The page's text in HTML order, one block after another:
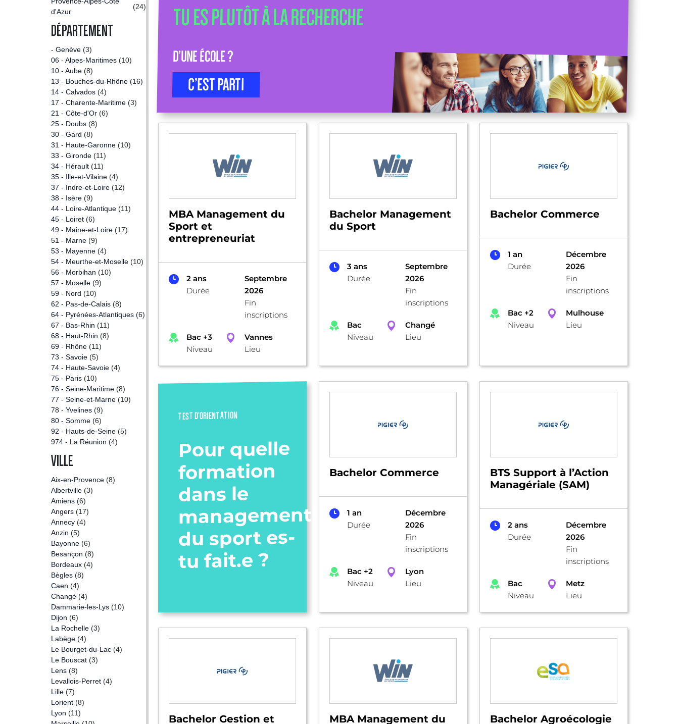
d'Azur
(24)
DÉPARTEMENT
- Genève (3)
06 - Alpes-Maritimes (10)
10 - Aube (8)
13 - Bouches-du-Rhône (16)
14 - Calvados (4)
17 - Charente-Maritime (3)
21 - Côte-d'Or (6)
25 - Doubs (8)
30 - Gard (8)
31 - Haute-Garonne (10)
33 - Gironde (11)
34 - Hérault (11)
35 - Ille-et-Vilaine (4)
37 - Indre-et-Loire (12)
38 - Isère (9)
44 - Loire-Atlantique (11)
45 - Loiret (6)
49 - Maine-et-Loire (17)
51 - Marne (9)
53 - Mayenne (4)
54 - Meurthe-et-Moselle (10)
56 - Morbihan (10)
57 - Moselle (9)
59 - Nord (10)
62 - Pas-de-Calais (8)
64 - Pyrénées-Atlantiques (6)
67 - Bas-Rhin (11)
68 - Haut-Rhin (8)
69 - Rhône (11)
73 - Savoie (5)
74 - Haute-Savoie (4)
75 - Paris (10)
76 - Seine-Maritime (8)
77 - Seine-et-Marne (10)
78 - Yvelines (9)
80 - Somme (6)
92 - Hauts-de-Seine (5)
974 - La Réunion (4)
VILLE
Aix-en-Provence (8)
Albertville (3)
Amiens (6)
Angers (17)
Annecy (4)
Anzin (5)
Bayonne (6)
Besançon (8)
Bordeaux (4)
Bègles (8)
Caen (4)
Changé (4)
Dammarie-les-Lys (10)
Dijon (6)
La Rochelle (3)
Labège (4)
Le Bourget-du-Lac (4)
Le Bouscat (3)
Lens (8)
Levallois-Perret (4)
Lille (7)
Lorient (8)
Lyon (11)
TU ES PLUTÔT À LA RECHERCHE
D’UNE ÉCOLE ?
C’EST PARTI
MBA Management du
Sport et
entrepreneuriat
2 ans
Durée
Septembre
2026
Fin
inscriptions
Bac +3
Niveau
Vannes
Lieu
Bachelor Management
du Sport
3 ans
Durée
Septembre
2026
Fin
inscriptions
Bac
Niveau
Changé
Lieu
Bachelor Commerce
1 an
Durée
Décembre
2026
Fin
inscriptions
Bac +2
Niveau
Mulhouse
Lieu
TEST D’ORIENTATION
Pour quelle
formation
dans le
management
du sport es-
tu fait.e ?
Bachelor Commerce
1 an
Durée
Décembre
2026
Fin
inscriptions
Bac +2
Niveau
Lyon
Lieu
BTS Support à l’Action
Managériale (SAM)
2 ans
Durée
Décembre
2026
Fin
inscriptions
Bac
Niveau
Metz
Lieu
Bachelor Gestion et MBA Management du Bachelor Agroécologie